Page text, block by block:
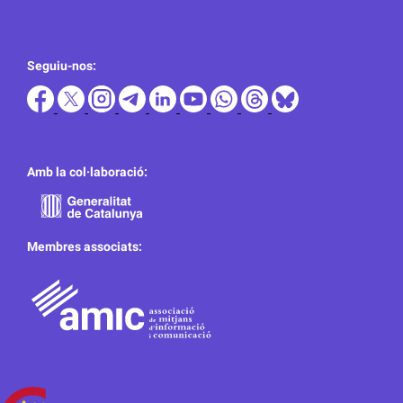
Seguiu-nos:
Amb la col·laboració:
Membres associats: